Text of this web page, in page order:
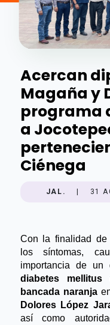
Acercan
Magaña y
programa
a
Ciénega
JAL. 31
Con la finalidad de
los síntomas,
diabetes
bancada naranja
Dolores López
así como